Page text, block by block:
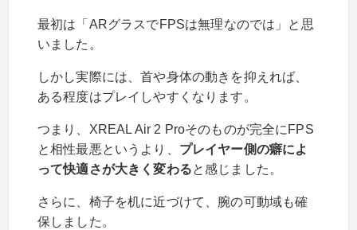
最初は「ARグラスでFPSは無理なのでは」と思
いました。
しかし実際には、首や身体の動きを抑えれば、
ある程度はプレイしやすくなります。
つまり、XREAL Air 2 Proそのものが完全にFPS
と相性最悪というより、 プレイヤー側の癖によ
って快適さが大きく変わると感じました。
さらに、椅子を机に近づけて、腕の可動域も確
保しました。